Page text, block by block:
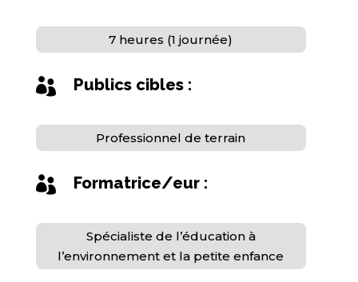
7 heures (1 journée)
 Publics cibles :
Professionnel de terrain
 Formatrice/eur :
Spécialiste de l’éducation à
l’environnement et la petite enfance